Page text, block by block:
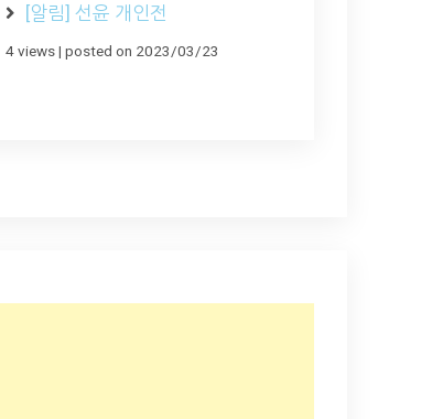
[알림] 선윤 개인전
4 views| posted on 2023/03/23